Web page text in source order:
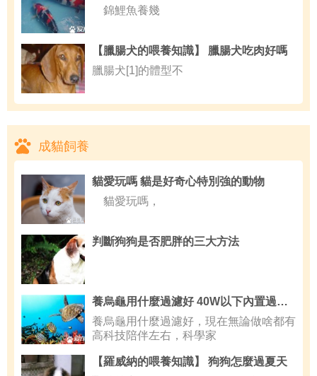
錦鯉魚養幾
【臘腸犬的喂養知識】 臘腸犬吃肉好嗎
臘腸犬[1]的體型不
成貓飼養
貓愛玩嗎 貓是好奇心特別強的動物
貓愛玩嗎，
判斷狗狗是否肥胖的三大方法
養烏龜用什麼過濾好 40W以下內置過濾即可
養烏龜用什麼過濾好，現在無論做啥都有
高科技陪伴左右，科學家
【羅威納的喂養知識】 狗狗怎麼過夏天